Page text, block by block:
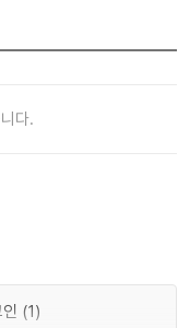
다.
인 (1)